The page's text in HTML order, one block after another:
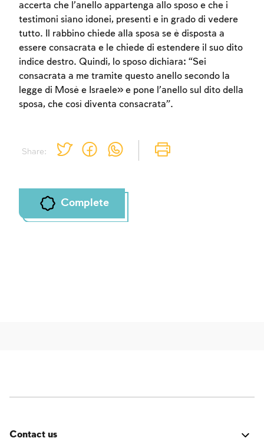
Share:
accerta che l’anello appartenga allo sposo e che i
testimoni siano idonei, presenti e in grado di vedere
tutto. Il rabbino chiede alla sposa se è disposta a
essere consacrata e le chiede di estendere il suo dito
indice destro. Quindi, lo sposo dichiara: “Sei
consacrata a me tramite questo anello secondo la
legge di Mosè e Israele» e pone l’anello sul dito della
sposa, che così diventa consacrata”.
Complete
Contact us